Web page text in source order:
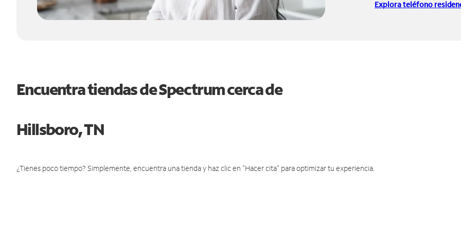
Explora teléfono
Encuentra tiendas de Spectrum cerca de
Hillsboro, TN
¿Tienes poco tiempo? Simplemente, encuentra una tienda y haz clic en "Hacer cita" para optimizar tu experiencia.